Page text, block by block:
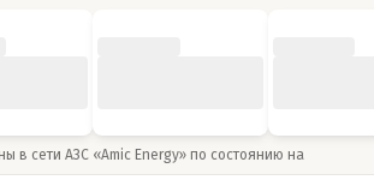
в сети АЗС «Amic Energy» по состоянию на